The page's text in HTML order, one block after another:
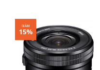
GIẢM
15%